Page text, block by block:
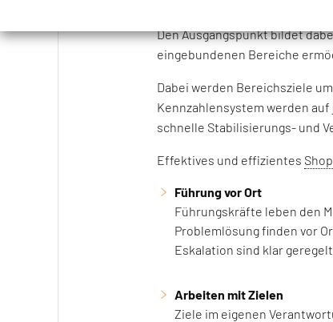
Den Ausgangspunkt bildet
eingebundenen Bereiche
Dabei werden Bereichsziele
Kennzahlensystem werden
schnelle Stabilisierungs- und
Effektives und effizientes
Führung vor Ort
Führungskräfte leben den
Problemlösung finden vor
Eskalation sind klar
Arbeiten mit Zielen
Ziele im eigenen